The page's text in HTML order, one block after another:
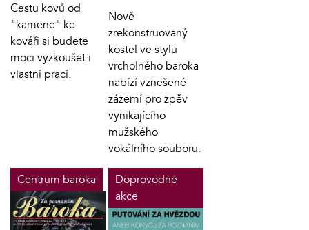
Cestu kovů od
"kamene" ke
kováři si budete
moci vyzkoušet i
vlastní prací.
Nově
zrekonstruovaný
kostel ve stylu
vrcholného baroka
nabízí vznešené
zázemí pro zpěv
vynikajícího
mužského
vokálního souboru.
Centrum baroka
Doprovodné
akce